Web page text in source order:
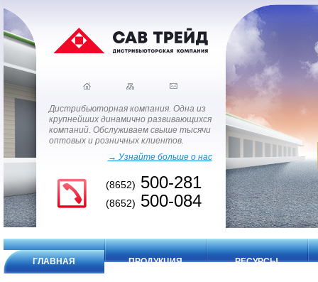
Дистрибьюторная компания. Одна из
крупнейших динамично развивающихся
компаний. Обслуживаем свыше тысячи
оптовых и розничных клиентов.
→ Узнайте больше о нас
(8652) 500-281
(8652) 500-084
ГЛАВНАЯ ПРОДУКЦИЯ РЕСУРСЫ